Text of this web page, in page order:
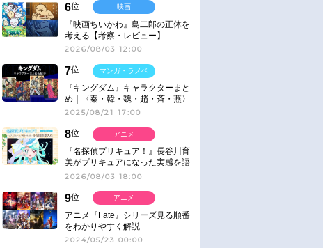
6位
『映画ちいかわ』島二郎の正体を
考える【考察・レビュー】
2026/08/03 12:00
映画
7位
『キングダム』キャラクターまと
め｜〈秦・韓・魏・趙・斉・燕〉
2025/08/21 17:00
マンガ・ラノベ
8位
『名探偵プリキュア！』長谷川育
美がプリキュアになった実感を語
る【インタビュー】
2026/08/03 18:00
アニメ
9位
アニメ『Fate』シリーズ見る順番
をわかりやすく解説
2024/05/23 00:00
アニメ